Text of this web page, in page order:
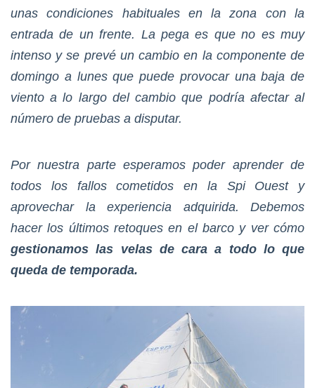
unas condiciones habituales en la zona con la
entrada de un frente. La pega es que no es muy
intenso y se prevé un cambio en la componente de
domingo a lunes que puede provocar una baja de
viento a lo largo del cambio que podría afectar al
número de pruebas a disputar.
Por nuestra parte esperamos poder aprender de
todos los fallos cometidos en la Spi Ouest y
aprovechar la experiencia adquirida. Debemos
hacer los últimos retoques en el barco y ver cómo
gestionamos las velas de cara a todo lo que
queda de temporada.